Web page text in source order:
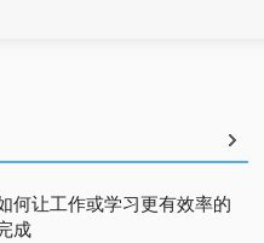
何让工作或学习更有效率的
成